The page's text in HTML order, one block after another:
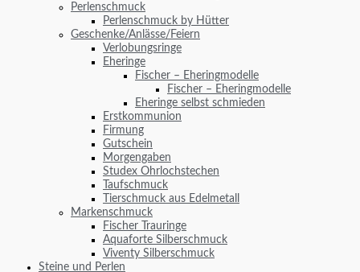
Perlenschmuck
Perlenschmuck by Hütter
Geschenke/Anlässe/Feiern
Verlobungsringe
Eheringe
Fischer – Eheringmodelle
Fischer – Eheringmodelle
Eheringe selbst schmieden
Erstkommunion
Firmung
Gutschein
Morgengaben
Studex Ohrlochstechen
Taufschmuck
Tierschmuck aus Edelmetall
Markenschmuck
Fischer Trauringe
Aquaforte Silberschmuck
Viventy Silberschmuck
Steine und Perlen